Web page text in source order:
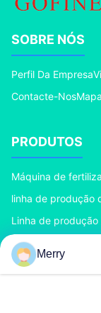
SOBRE NÓS
Perfil Da Empresa
Contacte-Nos
PRODUTOS
Máquina de
linha de produção
Linha de
Linha de produção
Granulador dobro
Merry